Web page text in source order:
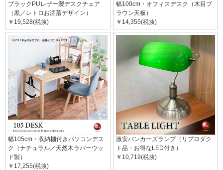
ブラックPUレザー製デスクチェア
（黒／レトロお洒落デザイン）
￥19,528(税抜)
幅100cm・オフィスデスク（木目ブ
ラウン天板）
￥14,355(税抜)
幅105cm・収納棚付きパソコンデス
ク（ナチュラル／天然木ラバーウッ
ド製）
￥17,255(税抜)
激安バンカーズランプ（リプロダク
ト品・お得なLED付き）
￥10,719(税抜)